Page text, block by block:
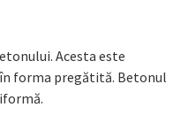
Acesta este
forma pregătită. Betonul